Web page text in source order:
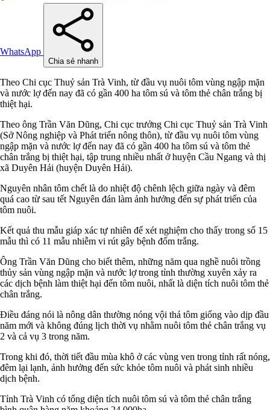
WhatsApp
Chia sẻ nhanh
Theo Chi cục Thuỷ sản Trà Vinh, từ đầu vụ nuôi tôm vùng ngập mặn
và nước lợ đến nay đã có gần 400 ha tôm sú và tôm thẻ chân trắng bị
thiệt hại.
Theo ông Trần Văn Dũng, Chi cục trưởng Chi cục Thuỷ sản Trà Vinh
(Sở Nông nghiệp và Phát triển nông thôn), từ đầu vụ nuôi tôm vùng
ngập mặn và nước lợ đến nay đã có gần 400 ha tôm sú và tôm thẻ
chân trắng bị thiệt hại, tập trung nhiều nhất ở huyện Cầu Ngang và thị
xã Duyên Hải (huyện Duyên Hải).
Nguyên nhân tôm chết là do nhiệt độ chênh lệch giữa ngày và đêm
quá cao từ sau tết Nguyên đán làm ảnh hưởng đến sự phát triển của
tôm nuôi.
Kết quả thu mẫu giáp xác tự nhiên để xét nghiệm cho thấy trong số 15
mẫu thì có 11 mẫu nhiễm vi rút gây bệnh đốm trắng.
Ông Trần Văn Dũng cho biết thêm, những năm qua nghề nuôi trồng
thủy sản vùng ngập mặn và nước lợ trong tỉnh thường xuyên xảy ra
các dịch bệnh làm thiệt hại đến tôm nuôi, nhất là diện tích nuôi tôm thẻ
chân trắng.
Điều đáng nói là nông dân thường nóng vội thả tôm giống vào dịp đầu
năm mới và không đúng lịch thời vụ nhằm nuôi tôm thẻ chân trắng vụ
2 và cả vụ 3 trong năm.
Trong khi đó, thời tiết đầu mùa khô ở các vùng ven trong tỉnh rất nóng,
đêm lại lạnh, ảnh hưởng đến sức khỏe tôm nuôi và phát sinh nhiều
dịch bệnh.
Tỉnh Trà Vinh có tổng diện tích nuôi tôm sú và tôm thẻ chân trắng